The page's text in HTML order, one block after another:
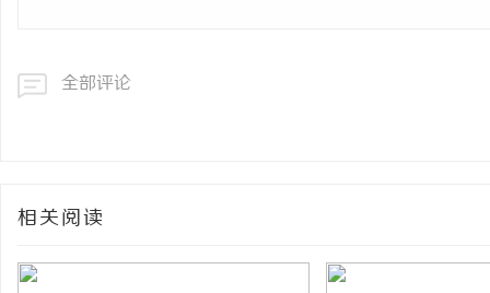
全部评论
相关阅读